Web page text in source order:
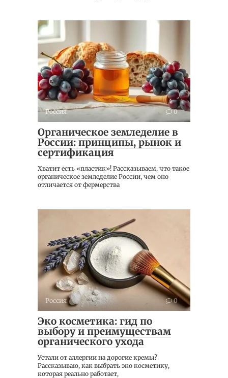
Россия 0
Органическое земледелие в
России: принципы, рынок и
сертификация
Хватит есть «пластик»! Рассказываем, что такое
органическое земледелие России, чем оно
отличается от фермерства
Россия 0
Эко косметика: гид по
выбору и преимуществам
органического ухода
Устали от аллергии на дорогие кремы?
Рассказываю, как выбрать эко косметику,
которая реально работает,